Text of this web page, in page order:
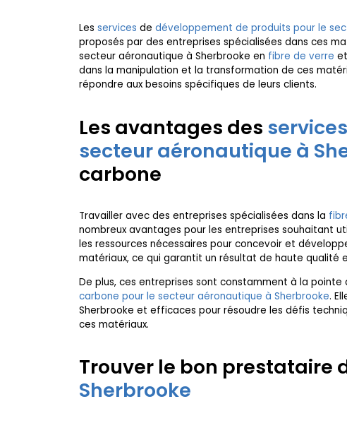
Les services de développement de produits pour le
proposés par des entreprises spécialisées dans ces
secteur aéronautique à Sherbrooke en fibre de verre
dans la manipulation et la transformation de ces
répondre aux besoins spécifiques de leurs clients.
Les avantages des services
secteur aéronautique à
carbone
Travailler avec des entreprises spécialisées dans la
nombreux avantages pour les entreprises souhaitant
les ressources nécessaires pour concevoir et
matériaux, ce qui garantit un résultat de haute qualité
De plus, ces entreprises sont constamment à la
carbone pour le secteur aéronautique à Sherbrooke.
Sherbrooke et efficaces pour résoudre les défis
ces matériaux.
Trouver le bon prestataire
Sherbrooke